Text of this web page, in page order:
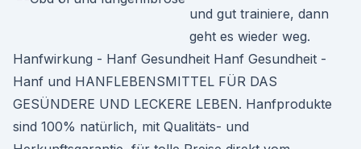
und gut trainiere, dann
geht es wieder weg.
Hanfwirkung - Hanf Gesundheit Hanf Gesundheit -
Hanf und HANFLEBENSMITTEL FÜR DAS
GESÜNDERE UND LECKERE LEBEN. Hanfprodukte
sind 100% natürlich, mit Qualitäts- und